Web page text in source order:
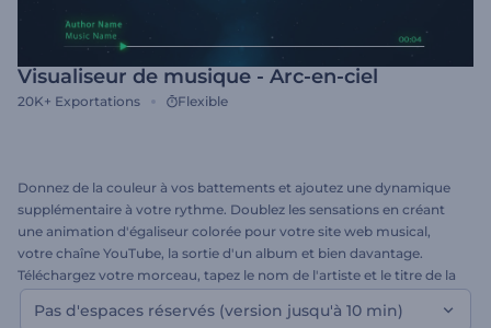
Visualiseur de musique - Arc-en-ciel
20K+ Exportations Flexible
Donnez de la couleur à vos battements et ajoutez une dynamique
supplémentaire à votre rythme. Doublez les sensations en créant
une animation d'égaliseur colorée pour votre site web musical,
votre chaîne YouTube, la sortie d'un album et bien davantage.
Téléchargez votre morceau, tapez le nom de l'artiste et le titre de la
chanson, et appréciez le résultat. Attirez les amateurs de musique
électro en apportant une touche d'arc-en-ciel à votre titre. Essayez
Pas d'espaces réservés (version jusqu'à 10 min)